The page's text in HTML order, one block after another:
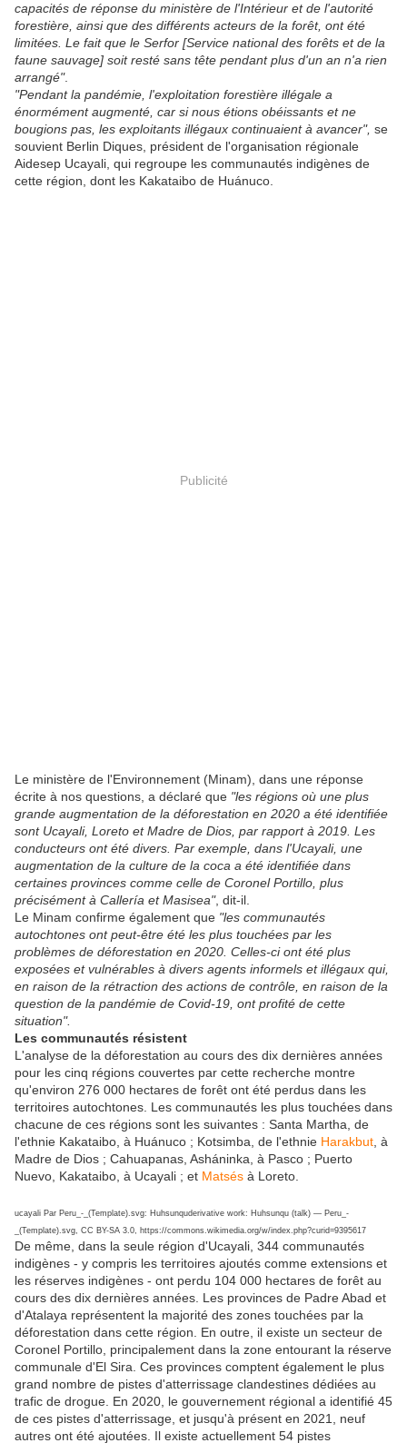
capacités de réponse du ministère de l'Intérieur et de l'autorité
forestière, ainsi que des différents acteurs de la forêt, ont été
limitées. Le fait que le Serfor [Service national des forêts et de la
faune sauvage] soit resté sans tête pendant plus d'un an n'a rien
arrangé".
"Pendant la pandémie, l'exploitation forestière illégale a
énormément augmenté, car si nous étions obéissants et ne
bougions pas, les exploitants illégaux continuaient à avancer", se
souvient Berlin Diques, président de l'organisation régionale
Aidesep Ucayali, qui regroupe les communautés indigènes de
cette région, dont les Kakataibo de Huánuco.
Publicité
Le ministère de l'Environnement (Minam), dans une réponse
écrite à nos questions, a déclaré que "les régions où une plus
grande augmentation de la déforestation en 2020 a été identifiée
sont Ucayali, Loreto et Madre de Dios, par rapport à 2019. Les
conducteurs ont été divers. Par exemple, dans l'Ucayali, une
augmentation de la culture de la coca a été identifiée dans
certaines provinces comme celle de Coronel Portillo, plus
précisément à Callería et Masisea", dit-il.
Le Minam confirme également que "les communautés
autochtones ont peut-être été les plus touchées par les
problèmes de déforestation en 2020. Celles-ci ont été plus
exposées et vulnérables à divers agents informels et illégaux qui,
en raison de la rétraction des actions de contrôle, en raison de la
question de la pandémie de Covid-19, ont profité de cette
situation".
Les communautés résistent
L'analyse de la déforestation au cours des dix dernières années
pour les cinq régions couvertes par cette recherche montre
qu'environ 276 000 hectares de forêt ont été perdus dans les
territoires autochtones. Les communautés les plus touchées dans
chacune de ces régions sont les suivantes : Santa Martha, de
l'ethnie Kakataibo, à Huánuco ; Kotsimba, de l'ethnie Harakbut , à
Madre de Dios ; Cahuapanas, Asháninka, à Pasco ; Puerto
Nuevo, Kakataibo, à Ucayali ; et Matsés à Loreto.
ucayali Par Peru_-_(Template).svg: Huhsunquderivative work: Huhsunqu (talk) — Peru_-
_(Template).svg, CC BY-SA 3.0, https://commons.wikimedia.org/w/index.php?curid=9395617
De même, dans la seule région d'Ucayali, 344 communautés
indigènes - y compris les territoires ajoutés comme extensions et
les réserves indigènes - ont perdu 104 000 hectares de forêt au
cours des dix dernières années. Les provinces de Padre Abad et
d'Atalaya représentent la majorité des zones touchées par la
déforestation dans cette région. En outre, il existe un secteur de
Coronel Portillo, principalement dans la zone entourant la réserve
communale d'El Sira. Ces provinces comptent également le plus
grand nombre de pistes d'atterrissage clandestines dédiées au
trafic de drogue. En 2020, le gouvernement régional a identifié 45
de ces pistes d'atterrissage, et jusqu'à présent en 2021, neuf
autres ont été ajoutées. Il existe actuellement 54 pistes